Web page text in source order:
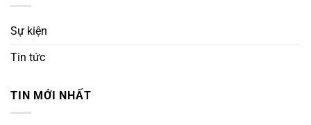
Sự kiện
Tin tức
TIN MỚI NHẤT